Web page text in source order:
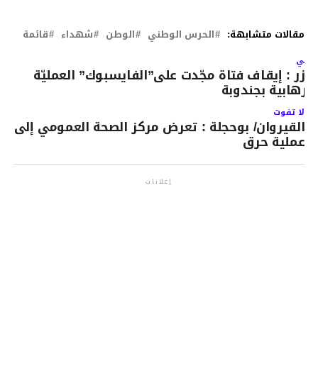
مقالات متشابهة: الحرس الوطني الوطن شهداء قائمة
: إيقاف فتاة مجّدت على”الفايسبوك” العمليّة
بجندوبة
لا تفوت
القيروان/ بوحجلة : تعرض مركز الصحة العمومي إلى
عملية حرق
إعلانات